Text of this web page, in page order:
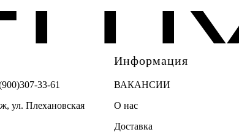
33-61
ул. Плехановская
Информация
ВАКАНСИИ
О нас
Доставка